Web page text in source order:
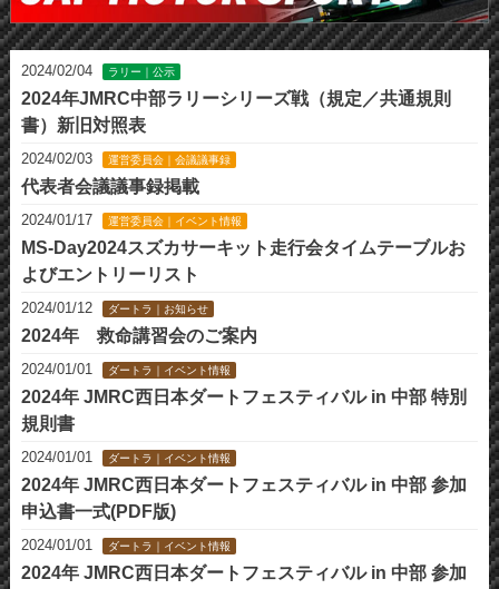
2024/02/04 ラリー｜公示
2024年JMRC中部ラリーシリーズ戦（規定／共通規則
書）新旧対照表
2024/02/03 運営委員会｜会議議事録
代表者会議議事録掲載
2024/01/17 運営委員会｜イベント情報
MS-Day2024スズカサーキット走行会タイムテーブルお
よびエントリーリスト
2024/01/12 ダートラ｜お知らせ
2024年 救命講習会のご案内
2024/01/01 ダートラ｜イベント情報
2024年 JMRC西日本ダートフェスティバル in 中部 特別
規則書
2024/01/01 ダートラ｜イベント情報
2024年 JMRC西日本ダートフェスティバル in 中部 参加
申込書一式(PDF版)
2024/01/01 ダートラ｜イベント情報
2024年 JMRC西日本ダートフェスティバル in 中部 参加